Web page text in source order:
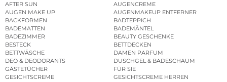
AFTER SUN
AUGENCREME
AUGEN MAKE UP
AUGENMAKEUP ENTFERNER
BACKFORMEN
BADTEPPICH
BADEMATTEN
BADEMÄNTEL
BADEZIMMER
BEAUTY GESCHENKE
BESTECK
BETTDECKEN
BETTWÄSCHE
DAMEN PARFUM
DEO & DEODORANTS
DUSCHGEL & BADESCHAUM
GÄSTETÜCHER
FÜR SIE
GESICHTSCREME
GESICHTSCREME HERREN